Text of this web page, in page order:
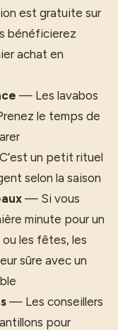
est gratuite sur
bénéficierez
achat en
— Les lavabos
le temps de
un petit rituel
selon la saison
— Si vous
minute pour un
ou les fêtes, les
sûre avec un
— Les conseillers
pour